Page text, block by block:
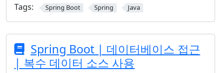
Tags: Spring Boot Spring Java
Spring Boot | 데이터베이스 접근
| 복수 데이터 소스 사용